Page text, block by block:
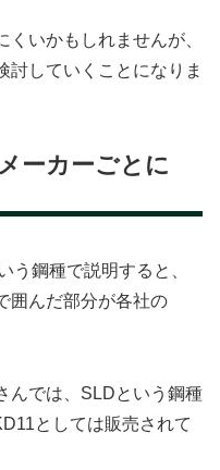
いかもしれませんが、
討していくことになりま
ーカーごとに
う鋼種で説明すると、
囲んだ部分が各社の
んでは、SLDという鋼種
としては販売されて